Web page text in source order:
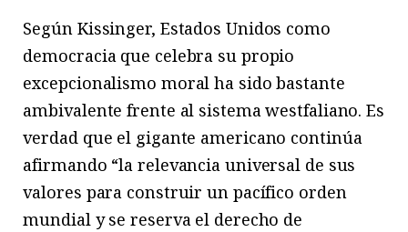
Según Kissinger, Estados Unidos como
democracia que celebra su propio
excepcionalismo moral ha sido bastante
ambivalente frente al sistema westfaliano. Es
verdad que el gigante americano continúa
afirmando “la relevancia universal de sus
valores para construir un pacífico orden
mundial y se reserva el derecho de